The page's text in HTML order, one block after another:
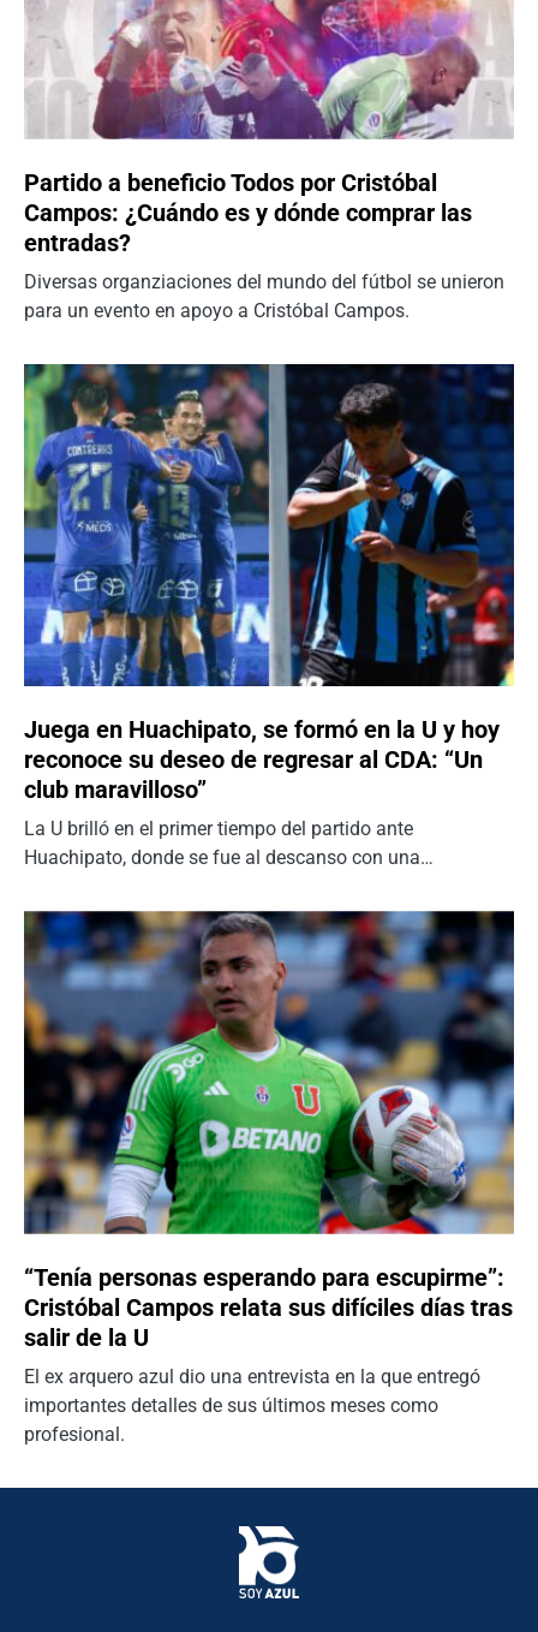
Partido a beneficio Todos por Cristóbal
Campos: ¿Cuándo es y dónde comprar las
entradas?
Diversas organziaciones del mundo del fútbol se unieron
para un evento en apoyo a Cristóbal Campos.
Juega en Huachipato, se formó en la U y hoy
reconoce su deseo de regresar al CDA: “Un
club maravilloso”
La U brilló en el primer tiempo del partido ante
Huachipato, donde se fue al descanso con una…
“Tenía personas esperando para escupirme”:
Cristóbal Campos relata sus difíciles días tras
salir de la U
El ex arquero azul dio una entrevista en la que entregó
importantes detalles de sus últimos meses como
profesional.